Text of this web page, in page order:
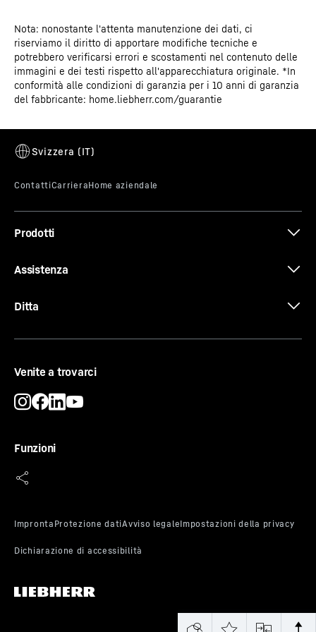
Sistema PowerCooling
Desideri una distribuzione del freddo pressoché
PowerCooling: il ventilatore potente e, al contempo,
silenzioso distribuisce in modo efficiente l'aria fredda in
SuperSilent
Shhh - ascolta attentamente: il tuo Liebherr è talmente
è il suo segreto? Tutti i componenti di refrigerazione
interagire tra di loro. Così sentirai in cucina solo quello
che vuoi sentire.
Certificato CE
Nota: nonostante l'attenta manutenzione dei dati, ci
riserviamo il diritto di apportare modifiche tecniche e
potrebbero verificarsi errori e scostamenti nel contenuto delle
immagini e dei testi rispetto all'apparecchiatura originale. *In
conformità alle condizioni di garanzia per i 10 anni di garanzia
del fabbricante: home.liebherr.com/guarantie
Prodotti
Assistenza
Ditta
Venite a trovarci
Funzioni